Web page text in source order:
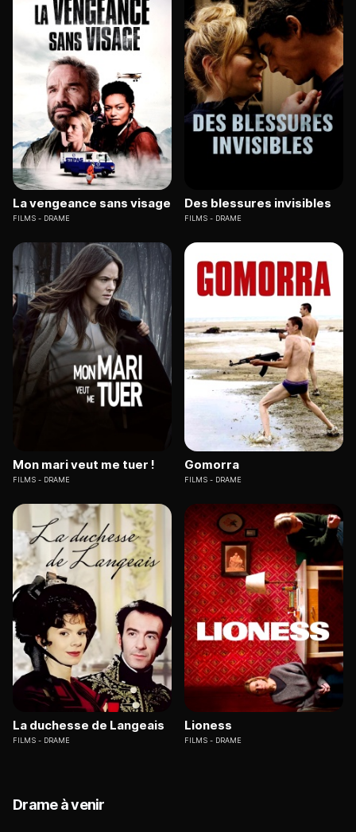
La vengeance sans visage
FILMS DRAME
Des blessures invisibles
FILMS DRAME
Mon mari veut me tuer !
FILMS DRAME
Gomorra
FILMS DRAME
La duchesse de Langeais
FILMS DRAME
Lioness
FILMS DRAME
Drame à venir